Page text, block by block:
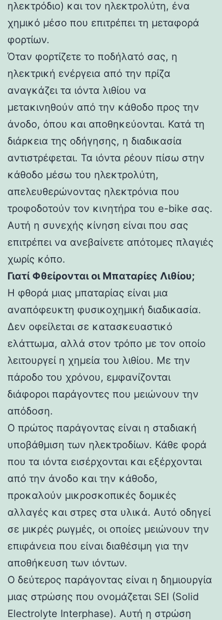
ηλεκτρόδιο) και τον ηλεκτρολύτη, ένα
χημικό μέσο που επιτρέπει τη μεταφορά
φορτίων.
Όταν φορτίζετε το ποδήλατό σας, η
ηλεκτρική ενέργεια από την πρίζα
αναγκάζει τα ιόντα λιθίου να
μετακινηθούν από την κάθοδο προς την
άνοδο, όπου και αποθηκεύονται. Κατά τη
διάρκεια της οδήγησης, η διαδικασία
αντιστρέφεται. Τα ιόντα ρέουν πίσω στην
κάθοδο μέσω του ηλεκτρολύτη,
απελευθερώνοντας ηλεκτρόνια που
τροφοδοτούν τον κινητήρα του e-bike σας.
Αυτή η συνεχής κίνηση είναι που σας
επιτρέπει να ανεβαίνετε απότομες πλαγιές
χωρίς κόπο.
Γιατί Φθείρονται οι Μπαταρίες Λιθίου;
Η φθορά μιας μπαταρίας είναι μια
αναπόφευκτη φυσικοχημική διαδικασία.
Δεν οφείλεται σε κατασκευαστικό
ελάττωμα, αλλά στον τρόπο με τον οποίο
λειτουργεί η χημεία του λιθίου. Με την
πάροδο του χρόνου, εμφανίζονται
διάφοροι παράγοντες που μειώνουν την
απόδοση.
Ο πρώτος παράγοντας είναι η σταδιακή
υποβάθμιση των ηλεκτροδίων. Κάθε φορά
που τα ιόντα εισέρχονται και εξέρχονται
από την άνοδο και την κάθοδο,
προκαλούν μικροσκοπικές δομικές
αλλαγές και στρες στα υλικά. Αυτό οδηγεί
σε μικρές ρωγμές, οι οποίες μειώνουν την
επιφάνεια που είναι διαθέσιμη για την
αποθήκευση των ιόντων.
Ο δεύτερος παράγοντας είναι η δημιουργία
μιας στρώσης που ονομάζεται SEI (Solid
Electrolyte Interphase). Αυτή η στρώση